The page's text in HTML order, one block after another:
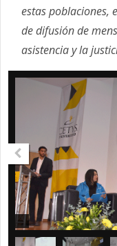
estas poblaciones,
de difusión de
asistencia y la